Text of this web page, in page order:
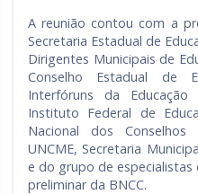
A reunião contou com a
Secretaria Estadual de
Dirigentes Municipais de
Conselho Estadual de
Interfóruns da
Instituto Federal de
Nacional dos
UNCME, Secretaria
e do grupo de
preliminar da BNCC.